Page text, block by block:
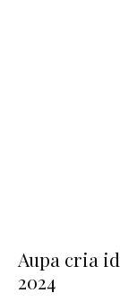
Aupa cria
2024